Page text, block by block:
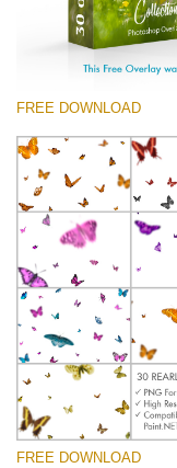
FREE DOWNLOAD
FREE DOWNLOAD